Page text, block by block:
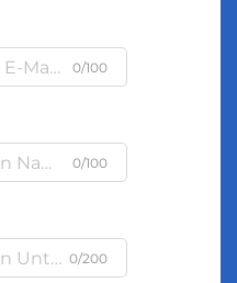
0/100
0/100
0/200